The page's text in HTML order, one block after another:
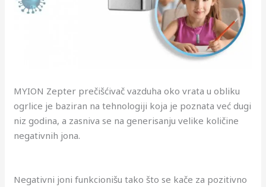
MYION Zepter prečišćivač vazduha oko vrata u obliku
ogrlice je baziran na tehnologiji koja je poznata već dugi
niz godina, a zasniva se na generisanju velike količine
negativnih jona.
Negativni joni funkcionišu tako što se kače za pozitivno